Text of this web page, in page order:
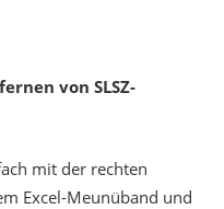
von SLSZ-
mit der rechten
Excel-Meunüband und